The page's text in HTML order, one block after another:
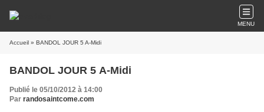
MENU
Accueil » BANDOL JOUR 5 A-Midi
BANDOL JOUR 5 A-Midi
Publié le 05/10/2012 à 14:00
Par randosaintcome.com